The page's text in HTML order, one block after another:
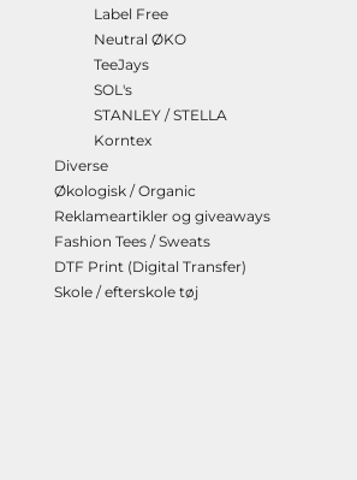
Label Free
Neutral ØKO
TeeJays
SOL's
STANLEY / STELLA
Korntex
Diverse
Økologisk / Organic
Reklameartikler og giveaways
Fashion Tees / Sweats
DTF Print (Digital Transfer)
Skole / efterskole tøj